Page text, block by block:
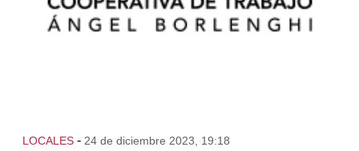
LOCALES - 24 de diciembre 2023, 19:18